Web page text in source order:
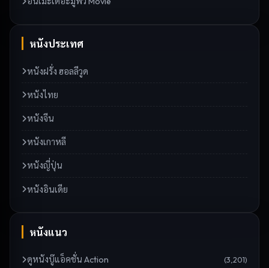
หนังประเทศ
หนังฝรั่ง ฮอลลีวูด
หนังไทย
หนังจีน
หนังเกาหลี
หนังญี่ปุ่น
หนังอินเดีย
หนังแนว
ดูหนังบู๊แอ็คชั่น Action (3,201)